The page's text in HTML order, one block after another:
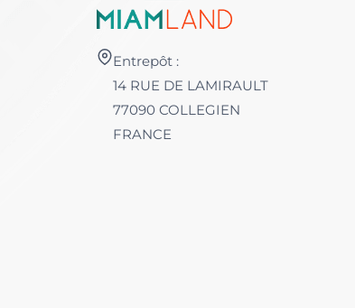
Entrepôt :
14 RUE DE LAMIRAULT
77090 COLLEGIEN
FRANCE